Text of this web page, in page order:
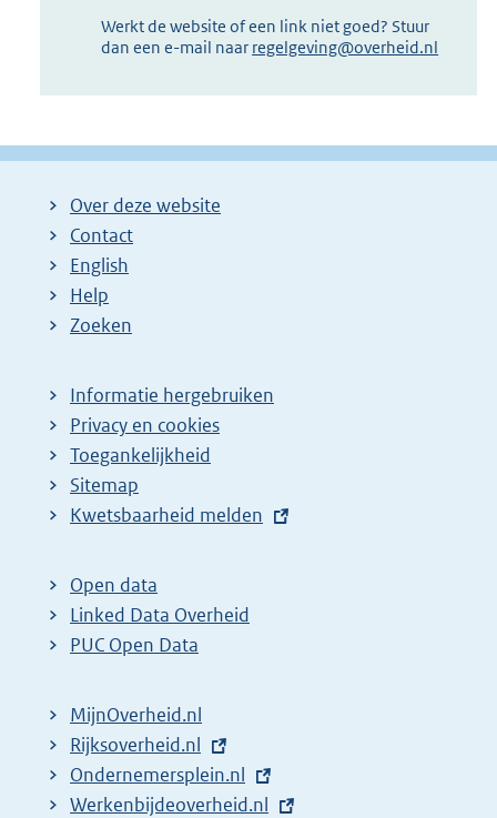
Werkt de website of een link niet goed? Stuur
dan een e-mail naar regelgeving@overheid.nl
Over deze website
Contact
English
Help
Zoeken
Informatie hergebruiken
Privacy en cookies
Toegankelijkheid
Sitemap
E
t
e
r
l
i
n
Kwetsbaarheid melden
Open data
Linked Data Overheid
PUC Open Data
MijnOverheid.nl
E
x
t
Rijksoverheid.nl
E
x
Ondernemersplein.nl
E
Werkenbijdeoverheid.nl